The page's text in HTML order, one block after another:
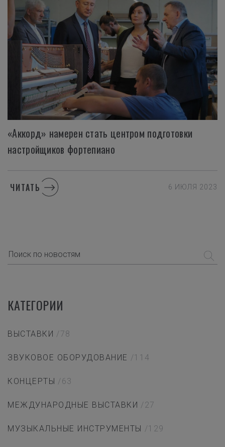
«Аккорд» намерен стать центром подготовки
настройщиков фортепиано
ЧИТАТЬ 6 ИЮЛЯ 2023
КАТЕГОРИИ
ВЫСТАВКИ /78
ЗВУКОВОЕ ОБОРУДОВАНИЕ /114
КОНЦЕРТЫ /63
МЕЖДУНАРОДНЫЕ ВЫСТАВКИ /27
МУЗЫКАЛЬНЫЕ ИНСТРУМЕНТЫ /129